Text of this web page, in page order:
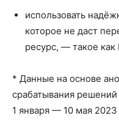
использовать
которое не даст
ресурс, — такое
* Данные на основе
срабатывания
1 января — 10 мая 2023